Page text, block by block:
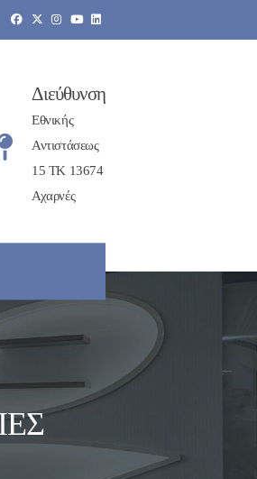
Διεύθυνση
Εθνικής
Αντιστάσεως
15 ΤΚ 13674
Αχαρνές